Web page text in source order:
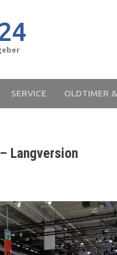
SERVICE OLDTIMER
Langversion